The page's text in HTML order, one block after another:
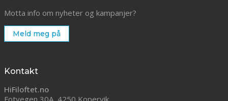
Motta info om nyheter og kampanjer?
Meld meg på
Kontakt
HiFiloftet.no
Fotvegen 30A, 4250 Kopervik